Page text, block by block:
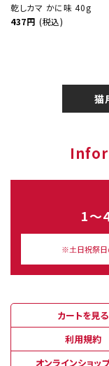
乾しカマ かに味 40g
437円 (税込)
猫
1～
※土日祝祭日
カートを見る
利用規約
オンラインショッ